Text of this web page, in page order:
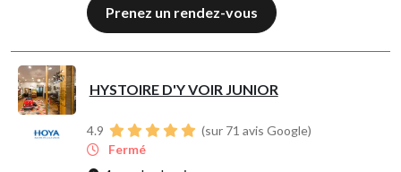
Prenez un rendez-vous
HYSTOIRE D'Y VOIR JUNIOR
4.9
(sur 71 avis Google)
Fermé